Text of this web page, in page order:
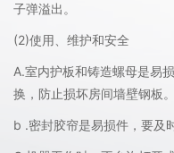
子弹溢出。
(2)使用、维护和安全
A.室内护板和铸造螺母是易
换，防止损坏房间墙壁钢板
b .密封胶帘是易损件，要及